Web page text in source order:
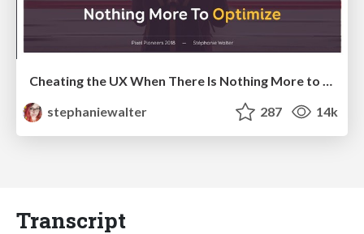
Cheating the UX When There Is Nothing More to Optimize - PixelPioneers
stephaniewalter
287 14k
Transcript